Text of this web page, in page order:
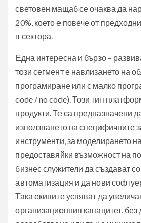
световен мащаб се очаква да
20%, което е повече от
в сектора.
Една интересна и бързо –
този сегмент е навлизането на
програмиране или с малко
code / no code). Този тип
продукти. Те са предназначени
използването на специфичните
инструменти, за моделирането
предоставяйки възможност на
бизнес служители да създават
автоматизация и да нови
Така екипите успяват да
организационния капацитет,